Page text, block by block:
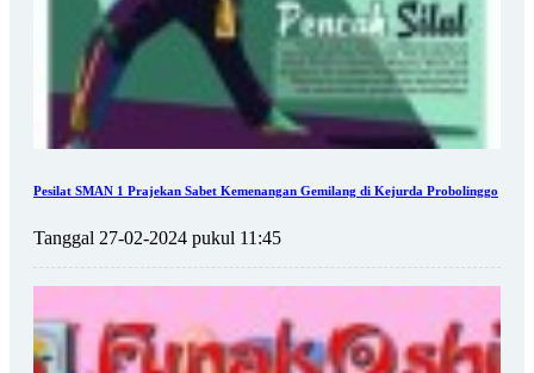
Pesilat SMAN 1 Prajekan Sabet Kemenangan Gemilang di Kejurda Probolinggo
Tanggal 27-02-2024 pukul 11:45